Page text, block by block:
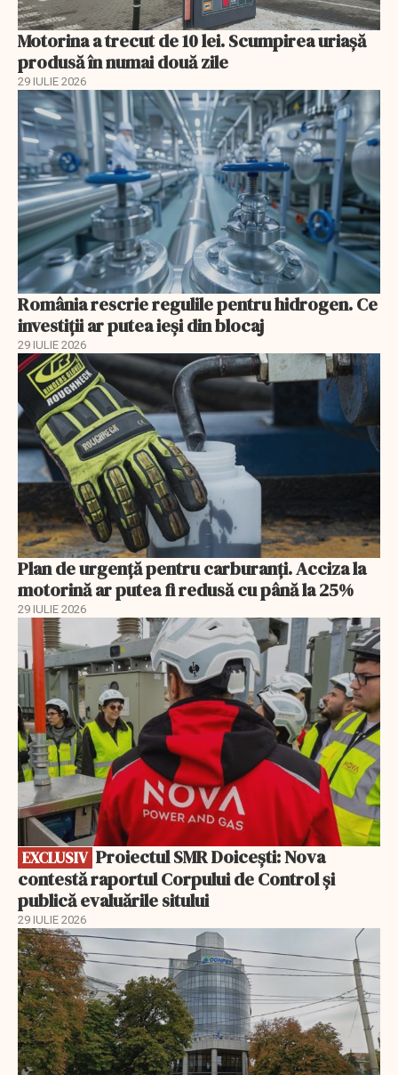
Motorina a trecut de 10 lei. Scumpirea uriașă
produsă în numai două zile
29 IULIE 2026
România rescrie regulile pentru hidrogen. Ce
investiții ar putea ieși din blocaj
29 IULIE 2026
Plan de urgență pentru carburanți. Acciza la
motorină ar putea fi redusă cu până la 25%
29 IULIE 2026
EXCLUSIV
EXCLUSIV
contestă raportul Corpului de Control și
publică evaluările sitului
29 IULIE 2026